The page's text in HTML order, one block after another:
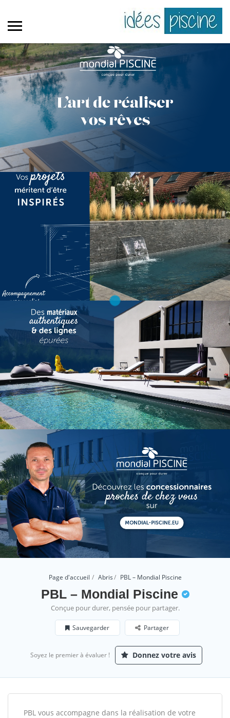
Page d'accueil Abris PBL – Mondial Piscine
PBL – Mondial Piscine
Conçue pour durer, pensée pour partager.
Sauvegarder Partager
Soyez le premier à évaluer ! Donnez votre avis
PBL vous accompagne dans la réalisation de votre